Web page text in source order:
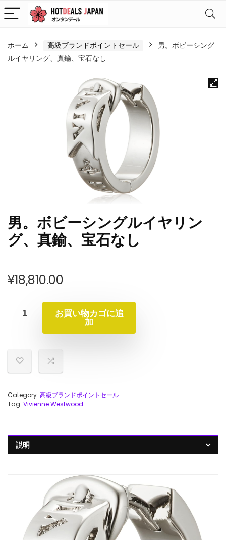
ホーム 高級ブランドポイントセール
男。ボビーシング
ルイヤリング、真鍮、宝石なし
男。ボビーシングルイヤリン
グ、真鍮、宝石なし
¥18,810.00
お買い物カゴに追
加
Category: 高級ブランドポイントセール
Tag: Vivienne Westwood
説明